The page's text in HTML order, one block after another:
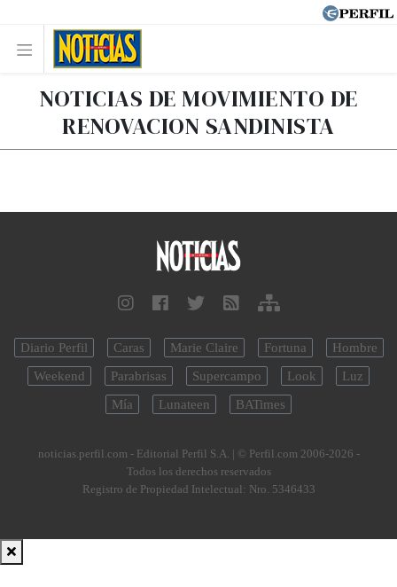
NOTICIAS DE MOVIMIENTO DE
RENOVACION SANDINISTA
Diario Perfil Caras Marie Claire Fortuna
Hombre
Weekend
Parabrisas Supercampo Look
Luz
Mía
Lunateen BATimes
noticias.perfil.com - Editorial Perfil S.A. | © Perfil.com 2006-2026 -
Todos los derechos reservados
Registro de Propiedad Intelectual: Nro. 5346433